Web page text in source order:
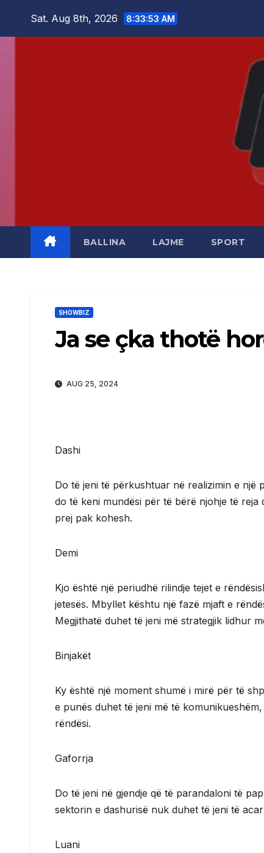
Sat. Aug 8th, 2026 8:33:54 AM
BALLINA LAJME SPORT
SHOWBIZ
Ja se çka thotë
AUG 25, 2024
Dashi
Do të jeni të përkushtuar në realizimin e një
do të keni mundësi për të bërë njohje të
prej pak kohesh.
Demi
Kjo është një periudhë rilindje tejet e
jetesës. Mbyllet kështu një fazë mjaft e
Megjithatë duhet të jeni më strategjik lidhur
Binjakët
Ky është një moment shumë i mirë për të
e punës duhet të jeni më të
rëndësi.
Gaforrja
Do të jeni në gjendje që të parandaloni të
sektorin e dashurisë nuk duhet të jeni të
Luani